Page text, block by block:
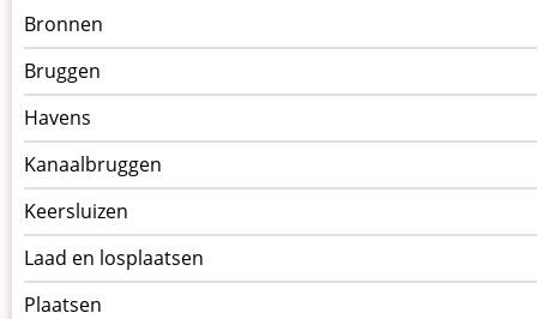
Menu
kunstwerken
op
kunstwerkpagina
Bronnen
Bruggen
Havens
Kanaalbruggen
Keersluizen
Laad en losplaatsen
Plaatsen